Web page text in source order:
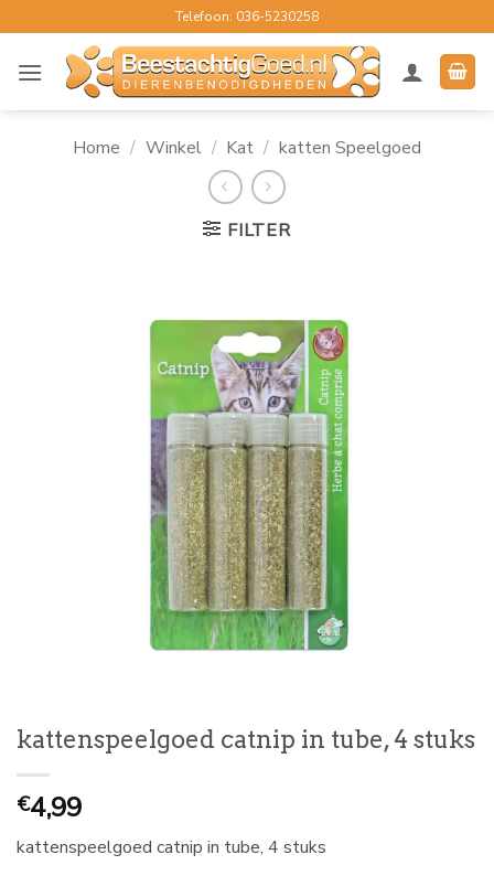
naar
inhoud
Telefoon: 036-5230258
Home / Winkel / Kat / katten Speelgoed
FILTER
kattenspeelgoed catnip in tube, 4 stuks
€4,99
kattenspeelgoed catnip in tube, 4 stuks